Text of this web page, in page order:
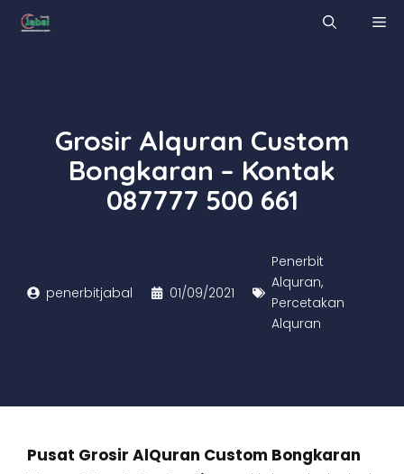
Skip
Grosir Alquran Custom
Bongkaran – Kontak
087777 500 661
penerbitjabal 01/09/2021
Penerbit
Alquran,
Percetakan
Alquran
Pusat Grosir AlQuran Custom Bongkaran